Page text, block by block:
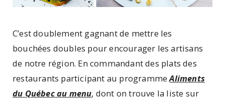
C’est doublement gagnant de mettre les
bouchées doubles pour encourager les artisans
de notre région. En commandant des plats des
restaurants participant au programmeAliments
du Québec au menu, dont on trouve la liste sur